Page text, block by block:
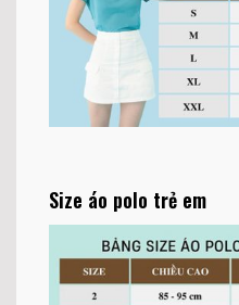
Size áo polo trẻ em